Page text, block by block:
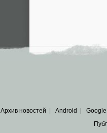
Архив новостей | Android | Google